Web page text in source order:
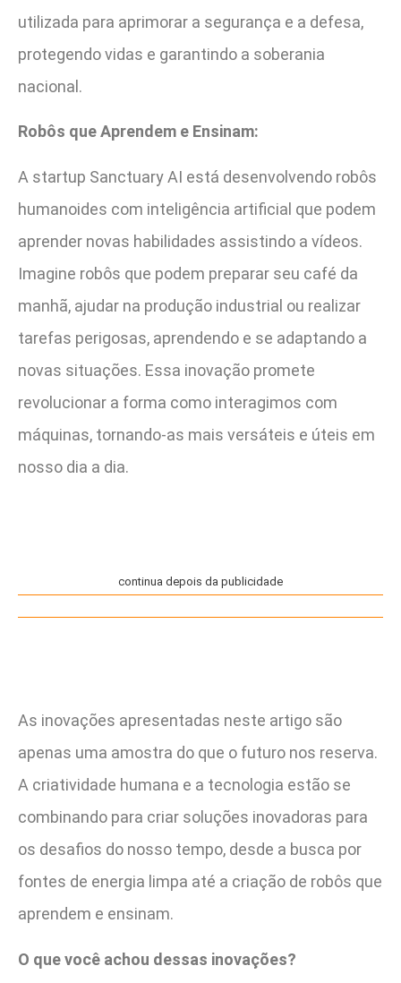
utilizada para aprimorar a segurança e a defesa,
protegendo vidas e garantindo a soberania
nacional.
Robôs que Aprendem e Ensinam:
A startup Sanctuary AI está desenvolvendo robôs
humanoides com inteligência artificial que podem
aprender novas habilidades assistindo a vídeos.
Imagine robôs que podem preparar seu café da
manhã, ajudar na produção industrial ou realizar
tarefas perigosas, aprendendo e se adaptando a
novas situações. Essa inovação promete
revolucionar a forma como interagimos com
máquinas, tornando-as mais versáteis e úteis em
nosso dia a dia.
continua depois da publicidade
As inovações apresentadas neste artigo são
apenas uma amostra do que o futuro nos reserva.
A criatividade humana e a tecnologia estão se
combinando para criar soluções inovadoras para
os desafios do nosso tempo, desde a busca por
fontes de energia limpa até a criação de robôs que
aprendem e ensinam.
O que você achou dessas inovações?